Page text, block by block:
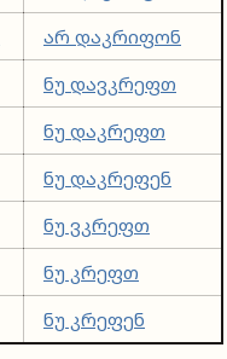
არ დაკრიფონ
ნუ დავკრეფთ
ნუ დაკრეფთ
ნუ დაკრეფენ
ნუ ვკრეფთ
ნუ კრეფთ
ნუ კრეფენ